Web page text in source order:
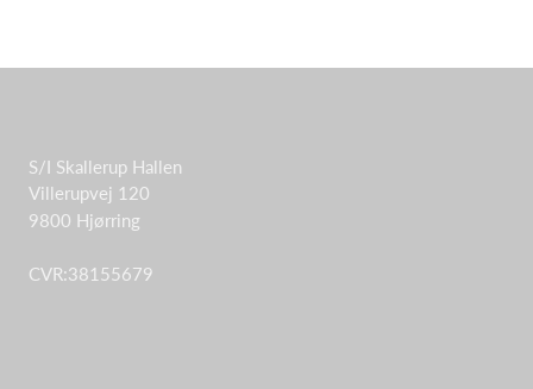
S/I Skallerup Hallen
Villerupvej 120
9800 Hjørring
CVR:38155679